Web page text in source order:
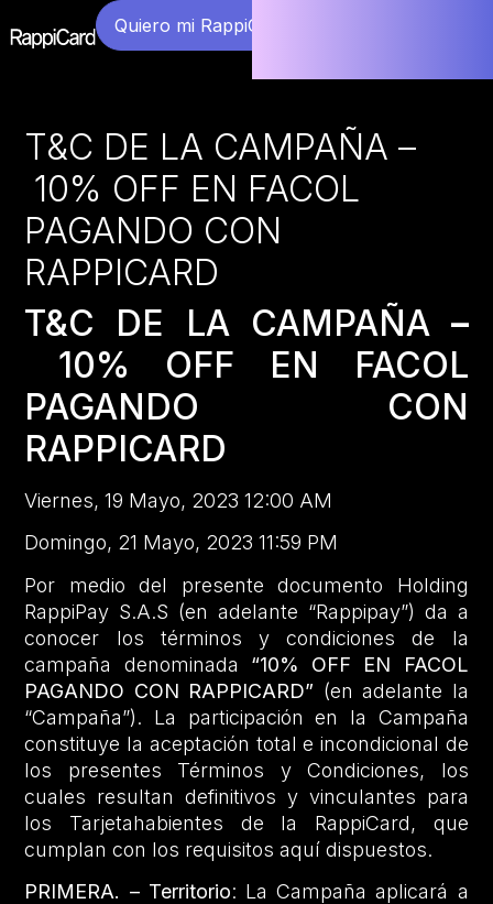
Quiero mi RappiCard
T&C DE LA CAMPAÑA –
10% OFF EN FACOL
PAGANDO CON
RAPPICARD
T&C DE LA CAMPAÑA –
10% OFF EN FACOL
PAGANDO CON
RAPPICARD
Viernes, 19 Mayo, 2023 12:00 AM
Domingo, 21 Mayo, 2023 11:59 PM
Por medio del presente documento Holding
RappiPay S.A.S (en adelante “Rappipay”) da a
conocer los términos y condiciones de la
campaña denominada “10% OFF EN FACOL
PAGANDO CON RAPPICARD” (en adelante la
“Campaña”). La participación en la Campaña
constituye la aceptación total e incondicional de
los presentes Términos y Condiciones, los
cuales resultan definitivos y vinculantes para
los Tarjetahabientes de la RappiCard, que
cumplan con los requisitos aquí dispuestos.
PRIMERA. – Territorio: La Campaña aplicará a